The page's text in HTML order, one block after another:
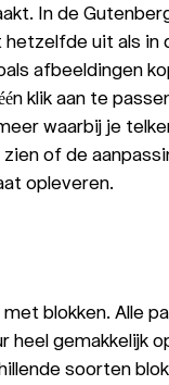
In de
hetzelfde uit als in
afbeeldingen
klik aan te
waarbij je
of de
opleveren.
blokken. Alle
heel gemakkelijk
soorten